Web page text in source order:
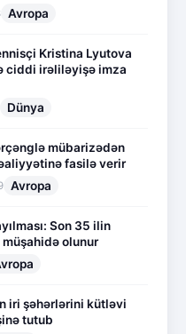
Avropa
Kristina Lyutova
ciddi irəliləyişə imza
Dünya
mübarizədən
fasilə verir
Avropa
Son 35 ilin
olunur
iri şəhərlərini kütləvi
tutub